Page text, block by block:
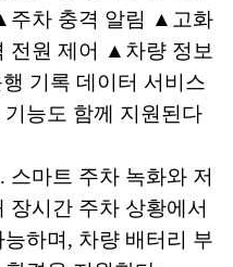
주차 충격 알림 ▲고화
전원 제어 ▲차량 정보
기록 데이터 서비스
능도 함께 지원된다
스마트 주차 녹화와 저
장시간 주차 상황에서
하며, 차량 배터리 부